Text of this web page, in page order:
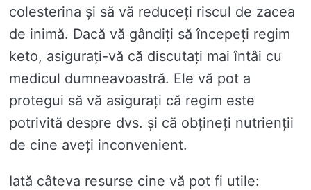
colesterina și să vă reduceți riscul de zacea
de inimă. Dacă vă gândiți să începeți regim
keto, asigurați-vă că discutați mai întâi cu
medicul dumneavoastră. Ele vă pot a
protegui să vă asigurați că regim este
potrivită despre dvs. și că obțineți nutrienții
de cine aveți inconvenient.
Iată câteva resurse cine vă pot fi utile: